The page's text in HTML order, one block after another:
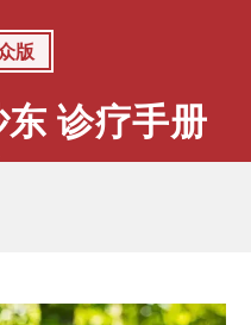
版
诊疗手册